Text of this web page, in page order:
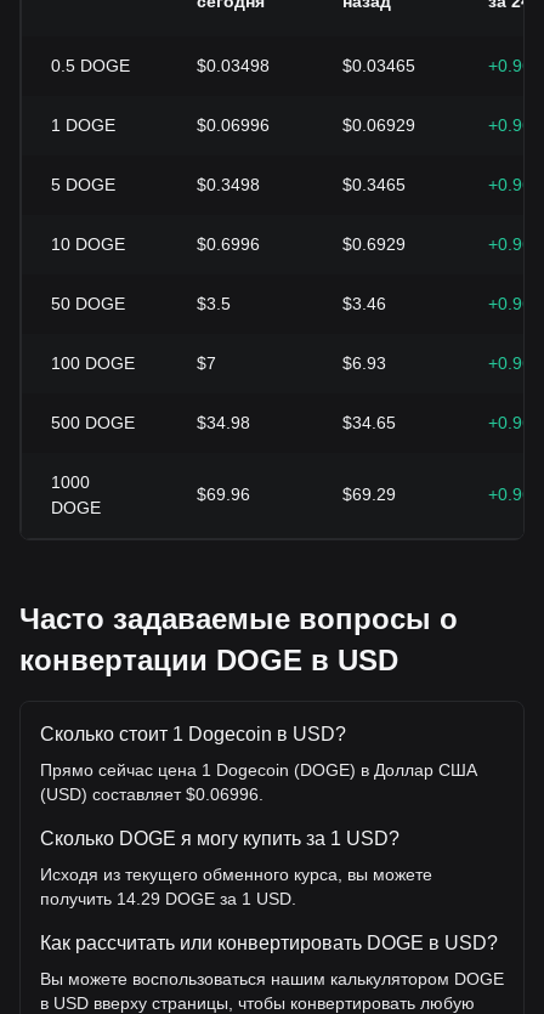
0.5 DOGE $0.03498 $0.03465
1 DOGE $0.06996 $0.06929
5 DOGE $0.3498 $0.3465
10 DOGE $0.6996 $0.6929
50 DOGE $3.5 $3.46
100 DOGE $7 $6.93
500 DOGE $34.98 $34.65
1000
DOGE
$69.96 $69.29
Часто задаваемые вопросы о
конвертации DOGE в USD
Сколько стоит 1 Dogecoin в USD?
Прямо сейчас цена 1 Dogecoin (DOGE) в Доллар США
(USD) составляет $0.06996.
Сколько DOGE я могу купить за 1 USD?
Исходя из текущего обменного курса, вы можете
получить 14.29 DOGE за 1 USD.
Как рассчитать или конвертировать DOGE в USD?
Вы можете воспользоваться нашим калькулятором DOGE
в USD вверху страницы, чтобы конвертировать любую